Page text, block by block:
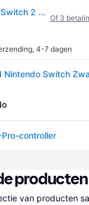
Nintendo Switch 2 Switch 2 Pro-Controller Zwart
Of 3
, 4-7 dagen
Nintendo Switch
controller
producten
van producten